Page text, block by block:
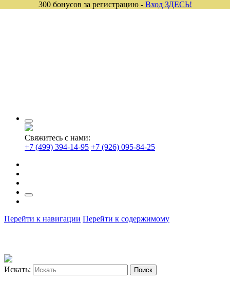
Свяжитесь с нами:
+7 (499) 394-14-95 +7 (926) 095-84-25
Перейти к навигации Перейти к содержимому
Искать:
300 бонусов за регистрацию - Вход ЗДЕСЬ!